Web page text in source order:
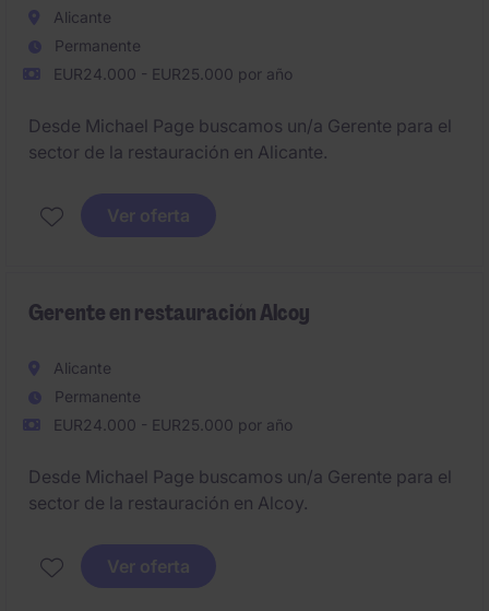
Alicante
Permanente
EUR24.000 - EUR25.000 por año
Desde Michael Page buscamos un/a Gerente para el
sector de la restauración en Alicante.
Ver oferta
Gerente en restauración Alcoy
Alicante
Permanente
EUR24.000 - EUR25.000 por año
Desde Michael Page buscamos un/a Gerente para el
sector de la restauración en Alcoy.
Ver oferta